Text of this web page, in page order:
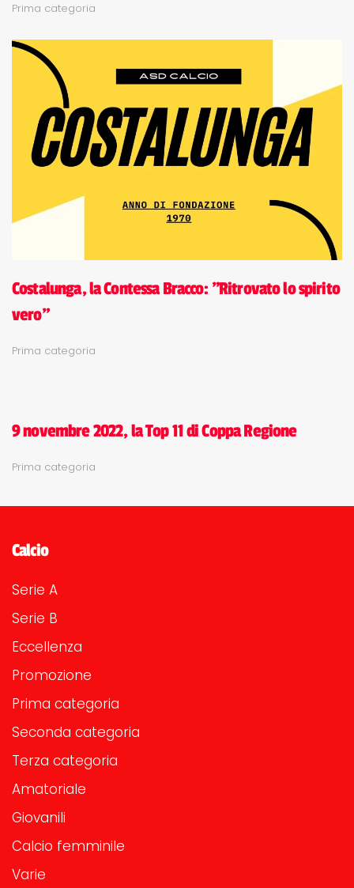
Prima categoria
Costalunga, la Contessa Bracco: "Ritrovato lo spirito
vero"
Prima categoria
9 novembre 2022, la Top 11 di Coppa Regione
Prima categoria
Calcio
Serie A
Serie B
Eccellenza
Promozione
Prima categoria
Seconda categoria
Terza categoria
Amatoriale
Giovanili
Calcio femminile
Varie